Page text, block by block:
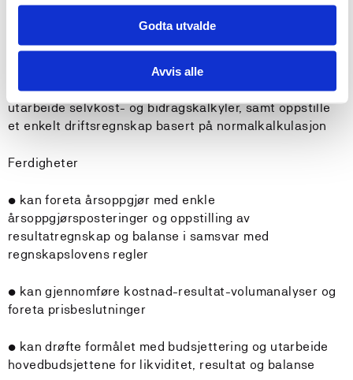
Godta utvalde
Avvis alle
• kjenner godt kostnadsbegrepet og ha god forståelse
for kostnaders variabilitet
• har kunnskap om ulike kalkylemetoder og kunne
utarbeide selvkost- og bidragskalkyler, samt oppstille
et enkelt driftsregnskap basert på normalkalkulasjon
Ferdigheter
• kan foreta årsoppgjør med enkle
årsoppgjørsposteringer og oppstilling av
resultatregnskap og balanse i samsvar med
regnskapslovens regler
• kan gjennomføre kostnad-resultat-volumanalyser og
foreta prisbeslutninger
• kan drøfte formålet med budsjettering og utarbeide
hovedbudsjettene for likviditet, resultat og balanse